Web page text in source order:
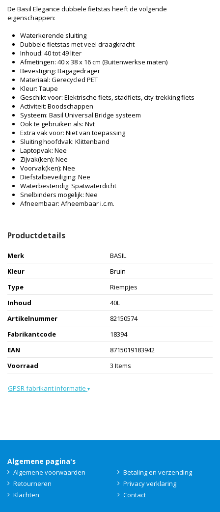
De Basil Elegance dubbele fietstas heeft de volgende
eigenschappen:
Waterkerende sluiting
Dubbele fietstas met veel draagkracht
Inhoud: 40 tot 49 liter
Afmetingen: 40 x 38 x 16 cm (Buitenwerkse maten)
Bevestiging: Bagagedrager
Materiaal: Gerecycled PET
Kleur: Taupe
Geschikt voor: Elektrische fiets, stadfiets, city-trekking fiets
Activiteit: Boodschappen
Systeem: Basil Universal Bridge systeem
Ook te gebruiken als: Nvt
Extra vak voor: Niet van toepassing
Sluiting hoofdvak: Klittenband
Laptopvak: Nee
Zijvak(ken): Nee
Voorvak(ken): Nee
Diefstalbeveiliging: Nee
Waterbestendig: Spatwaterdicht
Snelbinders mogelijk: Nee
Afneembaar: Afneembaar i.c.m.
Productdetails
Merk
BASIL
Kleur
Bruin
Type
Riempjes
Inhoud
40L
Artikelnummer
82150574
Fabrikantcode
18394
EAN
8715019183942
Voorraad
3 Items
GPSR fabrikant informatie ▾
Algemene pagina's
Algemene voorwaarden
Betaling en verzending
Retourneren
Privacy verklaring
Klachten
Contact